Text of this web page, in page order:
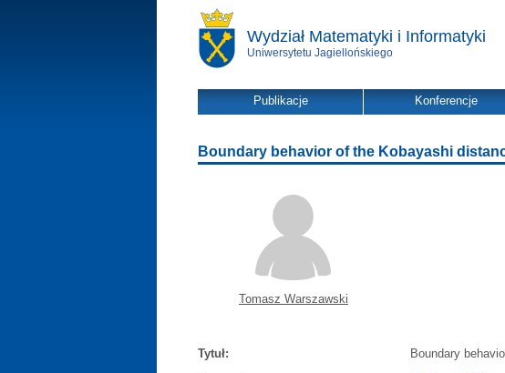
Wydział Matematyki i Informatyki
Uniwersytetu Jagiellońskiego
Publikacje Konferencje
Boundary behavior of the Kobayashi
Tomasz Warszawski
Tytuł:
Boundary